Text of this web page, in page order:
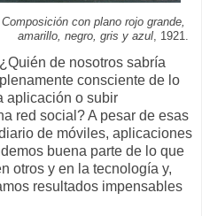
Composición con plano rojo grande,
amarillo, negro, gris y azul, 1921.
de nosotros sabría
consciente de lo
aplicación o subir
red social? A pesar de esas
de móviles, aplicaciones
buena parte de lo que
otros y en la tecnología y,
resultados impensables